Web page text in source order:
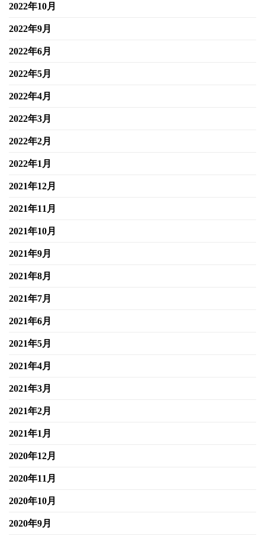
2022年10月
2022年9月
2022年6月
2022年5月
2022年4月
2022年3月
2022年2月
2022年1月
2021年12月
2021年11月
2021年10月
2021年9月
2021年8月
2021年7月
2021年6月
2021年5月
2021年4月
2021年3月
2021年2月
2021年1月
2020年12月
2020年11月
2020年10月
2020年9月